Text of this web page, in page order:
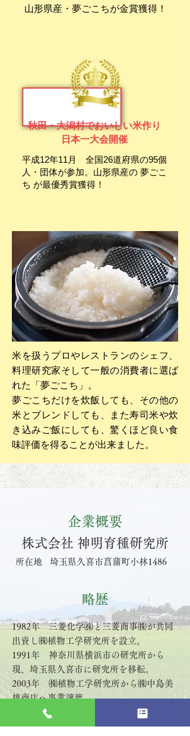
山形県産・夢ごこちが金賞獲得！
秋田・大潟村でおいしい米作り
日本一大会開催
平成12年11月 全国26道府県の95個
人・団体が参加。山形県産の 夢ごこ
ち が最優秀賞獲得！
米を扱うプロやレストランのシェフ、
料理研究家そして一般の消費者に選ば
れた「夢ごこち」。
夢ごこちだけを炊飯しても、その他の
米とブレンドしても、また寿司米や炊
き込みご飯にしても、驚くほど良い食
味評価を得ることが出来ました。
​企業概要
株式会社 神明育種研究所
所在地 埼玉県久喜市菖蒲町小林1486
​略歴
1982年 三菱化学㈱と三菱商事㈱が共同
出資し㈱植物工学研究所を設立。
1991年 神奈川県横浜市の研究所から
現、埼玉県久喜市に研究所を移転。
2003年 ㈱植物工学研究所から㈱中島美
雄商店へ事業譲渡。
2020年 ㈱中島美雄商店から㈱神明へ事
業譲渡。